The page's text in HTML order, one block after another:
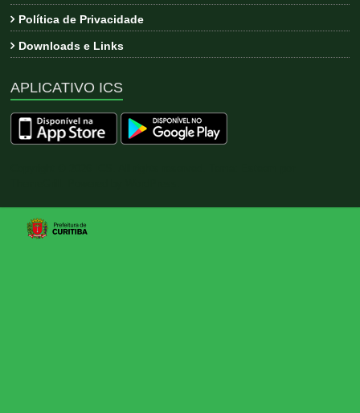
Política de Privacidade
Downloads e Links
APLICATIVO ICS